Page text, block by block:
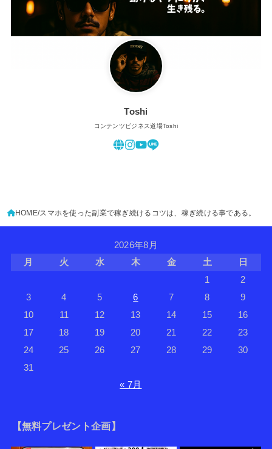
Toshi
コンテンツビジネス道場Toshi
HOME スマホを使った副業で稼ぎ続けるコツは、稼ぎ続ける事である。
2026年8月
月
火 水 木 金 土
日
1
2
3
4 5 6 7 8
9
10
11 12 13 14 15
16
17
18 19 20 21 22
23
24
25 26 27 28 29
30
31
« 7月
【無料プレゼント企画】